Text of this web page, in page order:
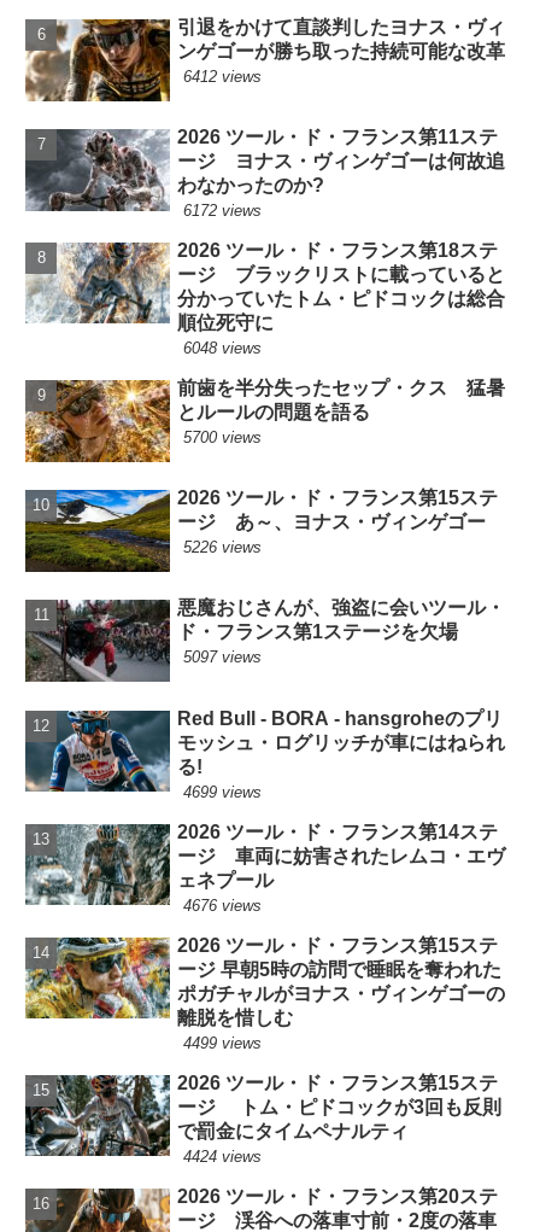
引退をかけて直談判したヨナス・ヴィ
ンゲゴーが勝ち取った持続可能な改革
6412 views
2026 ツール・ド・フランス第11ステ
ージ ヨナス・ヴィンゲゴーは何故追
わなかったのか?
6172 views
2026 ツール・ド・フランス第18ステ
ージ ブラックリストに載っていると
分かっていたトム・ピドコックは総合
順位死守に
6048 views
前歯を半分失ったセップ・クス 猛暑
とルールの問題を語る
5700 views
2026 ツール・ド・フランス第15ステ
ージ あ～、ヨナス・ヴィンゲゴー
5226 views
悪魔おじさんが、強盗に会いツール・
ド・フランス第1ステージを欠場
5097 views
Red Bull - BORA - hansgroheのプリ
モッシュ・ログリッチが車にはねられ
る!
4699 views
2026 ツール・ド・フランス第14ステ
ージ 車両に妨害されたレムコ・エヴ
ェネプール
4676 views
2026 ツール・ド・フランス第15ステ
ージ 早朝5時の訪問で睡眠を奪われた
ポガチャルがヨナス・ヴィンゲゴーの
離脱を惜しむ
4499 views
2026 ツール・ド・フランス第15ステ
ージ トム・ピドコックが3回も反則
で罰金にタイムペナルティ
4424 views
2026 ツール・ド・フランス第20ステ
ージ 渓谷への落車寸前・2度の落車